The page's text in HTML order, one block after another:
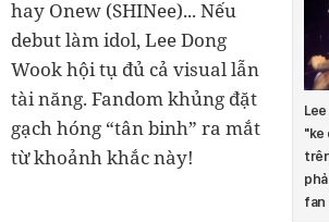
"ke
fan
hay Onew (SHINee)... Nếu
debut làm idol, Lee Dong
Wook hội tụ đủ cả visual lẫn
tài năng. Fandom khủng đặt
gạch hóng “tân binh” ra mắt
từ khoảnh khắc này!